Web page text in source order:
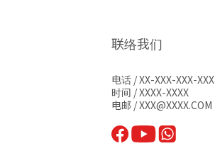
联络我们
电话 / XX-XXX-XXX-XXX
时间 / XXXX-XXXX
电邮 / XXX@XXXX.COM